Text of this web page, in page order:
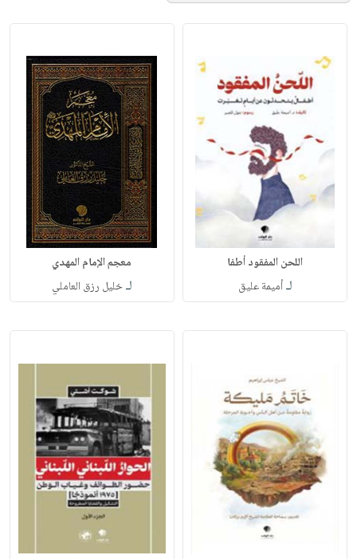
اللحن المفقود أطفا
لـأميمة عليق
معجم الإمام المهدي
لـخليل رزق العاملي